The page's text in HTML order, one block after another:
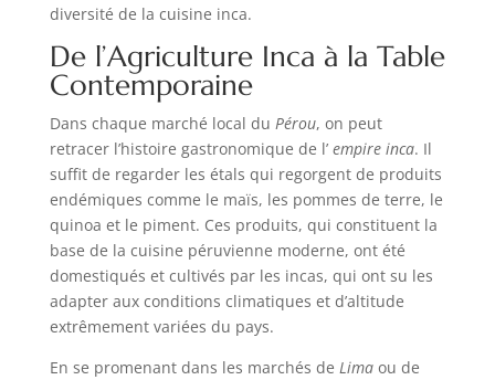
diversité de la cuisine inca.
De l’Agriculture Inca à la Table
Contemporaine
Dans chaque marché local du Pérou, on peut
retracer l’histoire gastronomique de l’ empire inca. Il
suffit de regarder les étals qui regorgent de produits
endémiques comme le maïs, les pommes de terre, le
quinoa et le piment. Ces produits, qui constituent la
base de la cuisine péruvienne moderne, ont été
domestiqués et cultivés par les incas, qui ont su les
adapter aux conditions climatiques et d’altitude
extrêmement variées du pays.
En se promenant dans les marchés de Limaou de